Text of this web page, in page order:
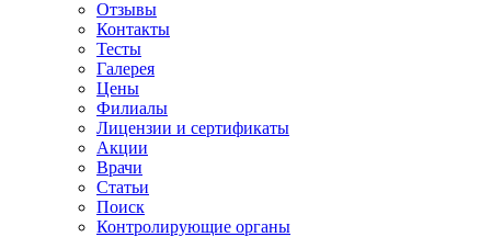
Отзывы
Контакты
Тесты
Галерея
Цены
Филиалы
Лицензии и сертификаты
Акции
Врачи
Статьи
Поиск
Контролирующие органы